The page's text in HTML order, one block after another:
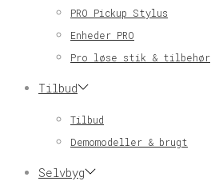
PRO Pickup Stylus
Enheder PRO
Pro løse stik & tilbehør
Tilbud
Tilbud
Demomodeller & brugt
Selvbyg